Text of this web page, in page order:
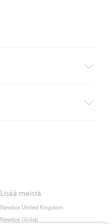
Toimituskulut
Lisää meistä
Newbie United Kingdom
Newbie Global